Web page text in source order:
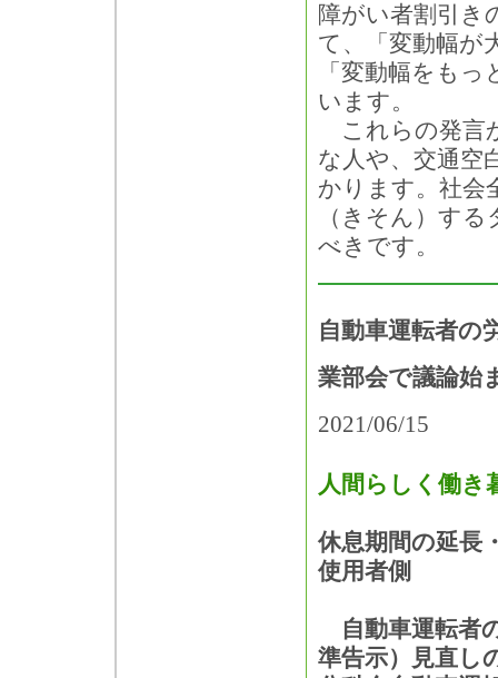
障がい者割引き
て、「変動幅が
「変動幅をも
います。
これらの発言
な人や、交通空
かります。社会
（きそん）す
べきです。
自動車運転者
業部会で議論始
2021/06/15
人間らしく働き
休息期間の延長
使用者側
自動車運転者
準告示）見直し